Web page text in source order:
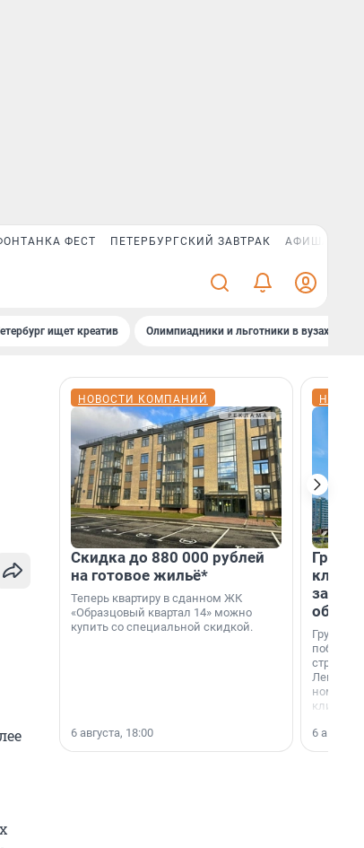
ФЕСТ ПЕТЕРБУРГСКИЙ ЗАВТРАК АФИША PLUS
ищет креатив Олимпиадники и льготники в вузах СПб
НОВОСТИ КОМПАНИЙ
Скидка до 880 000 рублей
на готовое жильё*
Теперь квартиру в сданном ЖК
«Образцовый квартал 14» можно
купить со специальной скидкой.
6 августа, 18:00
Группа
области».
6